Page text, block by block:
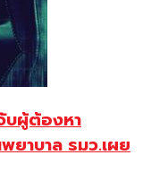
บผู้ต้องหา
ยาบาล รมว.เผย